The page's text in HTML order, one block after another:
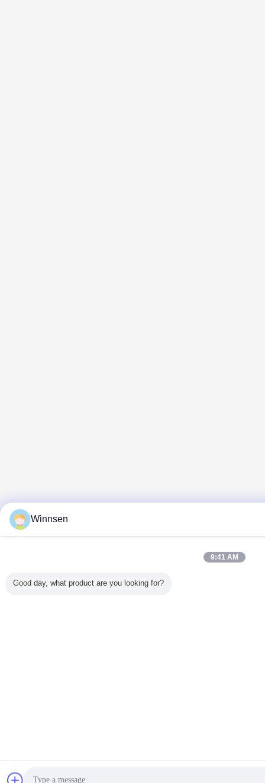
Winnsen
9:41 AM
Good day, what product are you looking for?